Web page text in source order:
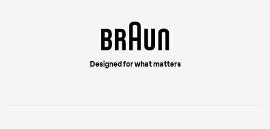
Designed for what matters